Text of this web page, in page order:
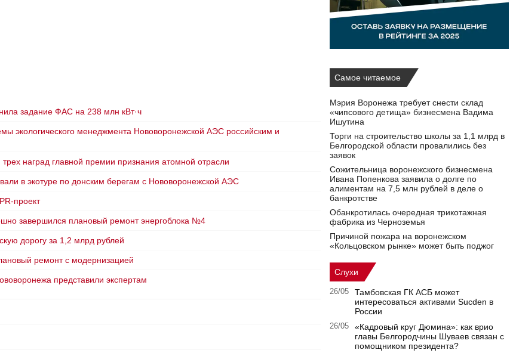
задание ФАС на 238 млн кВт·ч
экологического менеджмента Нововоронежской АЭС российским и
наград главной премии признания атомной отрасли
в экотуре по донским берегам с Нововоронежской АЭС
проект
завершился плановый ремонт энергоблока №4
дорогу за 1,2 млрд рублей
ремонт с модернизацией
представили экспертам
Самое читаемое
Мэрия Воронежа требует снести склад
«чипсового детища» бизнесмена Вадима
Ишутина
Торги на строительство школы за 1,1 млрд в
Белгородской области провалились без
заявок
Сожительница воронежского бизнесмена
Ивана Попенкова заявила о долге по
алиментам на 7,5 млн рублей в деле о
банкротстве
Обанкротилась очередная трикотажная
фабрика из Черноземья
Причиной пожара на воронежском
«Кольцовском рынке» может быть поджог
Слухи
26/05
Тамбовская ГК АСБ может
интересоваться активами Sucden в
России
26/05
«Кадровый круг Дюмина»: как врио
главы Белгородчины Шуваев связан с
помощником президента?